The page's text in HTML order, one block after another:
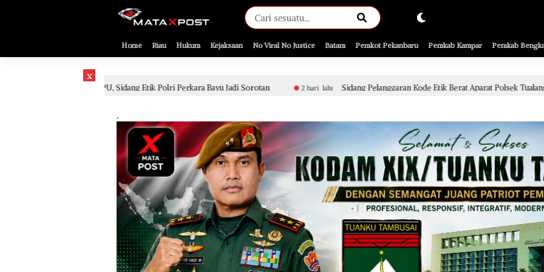
[gnpub_google_news_follow]
Home Riau Hukum Kejaksaan No Viral No Justice Batam Pemkot Pekanbaru Pemkab Kampar Pemkab
x
JPU, Sidang Etik Polri Perkara Bayu Jadi Sorotan 2 hari lalu Sidang Pelanggaran Kode Etik Berat Aparat Polsek Tualang Terkait Penyidikan
.